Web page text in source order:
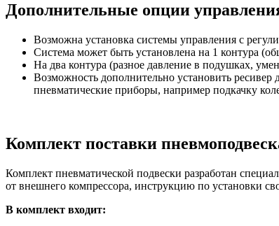
Дополнительные опции
Возможна установка системы управления с
Система может быть установлена на 1 контура
На два контура (разное давление в подушках,
Возможность дополнительно установить ресивер
пневматические приборы, например подкачку
Комплект поставки
Комплект пневматической подвески разработан
от внешнего компрессора, инструкцию по установки
В комплект входит: